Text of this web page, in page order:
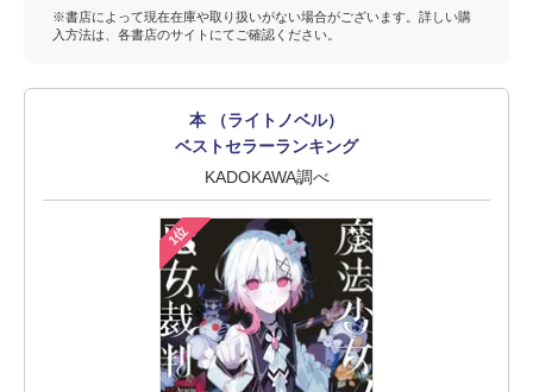
※書店によって現在在庫や取り扱いがない場合がございます。詳しい購
入方法は、各書店のサイトにてご確認ください。
本 （ライトノベル）
ベストセラーランキング
KADOKAWA調べ
1位